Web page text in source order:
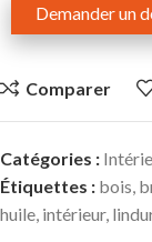
Demander un
Comparer
Catégories :
Étiquettes : bois,
huile, intérieur,